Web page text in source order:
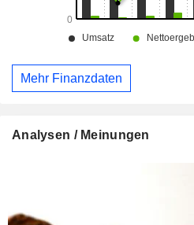
Mehr Finanzdaten
Analysen / Meinungen